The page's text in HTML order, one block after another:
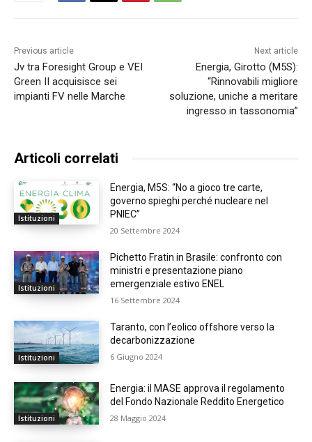
Previous article
Jv tra Foresight Group e VEI
Green II acquisisce sei
impianti FV nelle Marche
Next article
Energia, Girotto (M5S):
“Rinnovabili migliore
soluzione, uniche a meritare
ingresso in tassonomia”
Articoli correlati
Istituzioni
Energia, M5S: “No a gioco tre carte,
governo spieghi perché nucleare nel
PNIEC”
20 Settembre 2024
Istituzioni
Pichetto Fratin in Brasile: confronto con
ministri e presentazione piano
emergenziale estivo ENEL
16 Settembre 2024
Istituzioni
Taranto, con l’eolico offshore verso la
decarbonizzazione
6 Giugno 2024
Istituzioni
Energia: il MASE approva il regolamento
del Fondo Nazionale Reddito Energetico
28 Maggio 2024